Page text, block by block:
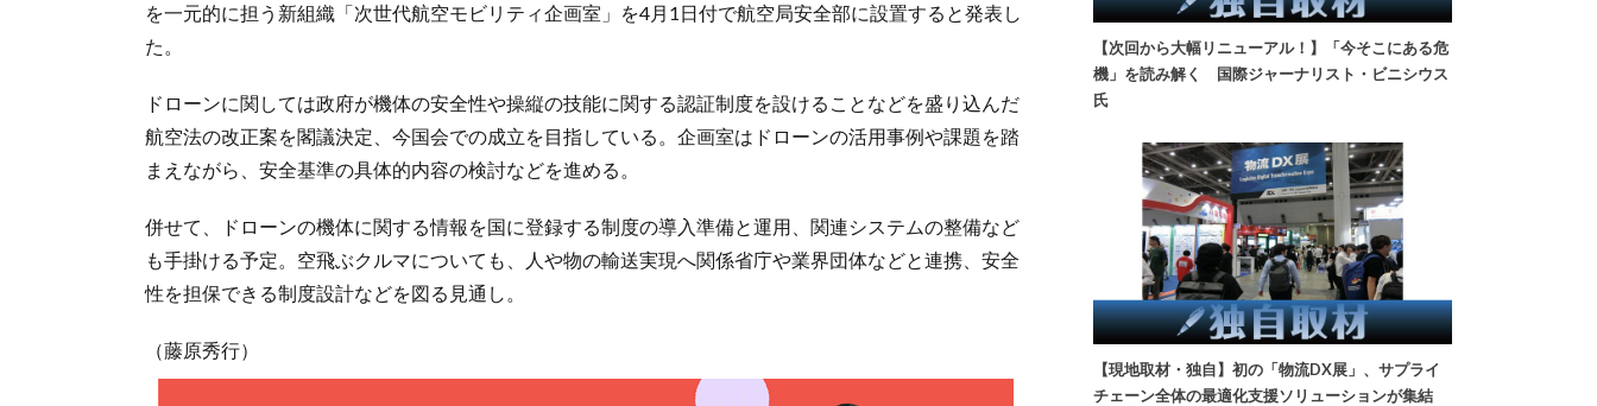
を一元的に担う新組織「次世代航空モビリティ企画室」を4月1日付で航空局安全部に設置すると発表し
た。
ドローンに関しては政府が機体の安全性や操縦の技能に関する認証制度を設けることなどを盛り込んだ
航空法の改正案を閣議決定、今国会での成立を目指している。企画室はドローンの活用事例や課題を踏
まえながら、安全基準の具体的内容の検討などを進める。
併せて、ドローンの機体に関する情報を国に登録する制度の導入準備と運用、関連システムの整備など
も手掛ける予定。空飛ぶクルマについても、人や物の輸送実現へ関係省庁や業界団体などと連携、安全
性を担保できる制度設計などを図る見通し。
（藤原秀行）
【次回から大幅リニューアル！】「今そこにある危
機」を読み解く 国際ジャーナリスト・ビニシウス
氏
【現地取材・独自】初の「物流DX展」、サプライ
チェーン全体の最適化支援ソリューションが集結